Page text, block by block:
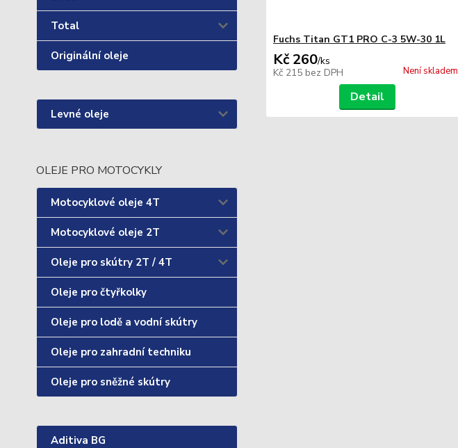
Total
Originální oleje
Levné oleje
OLEJE PRO MOTOCYKLY
Motocyklové oleje 4T
Motocyklové oleje 2T
Oleje pro skútry 2T / 4T
Oleje pro čtyřkolky
Oleje pro lodě a vodní skútry
Oleje pro zahradní techniku
Oleje pro sněžné skútry
Aditiva BG
Fuchs Titan GT1 PRO C-3 5W-30 1L
Kč 260/ks
Kč 215 bez DPH Není skladem
Detail